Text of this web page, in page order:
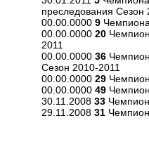
преследования Сезон
00.00.0000 9
00.00.0000 20
2011
00.00.0000 36
Сезон 2010-2011
00.00.0000 29
00.00.0000 49
30.11.2008 33
29.11.2008 31